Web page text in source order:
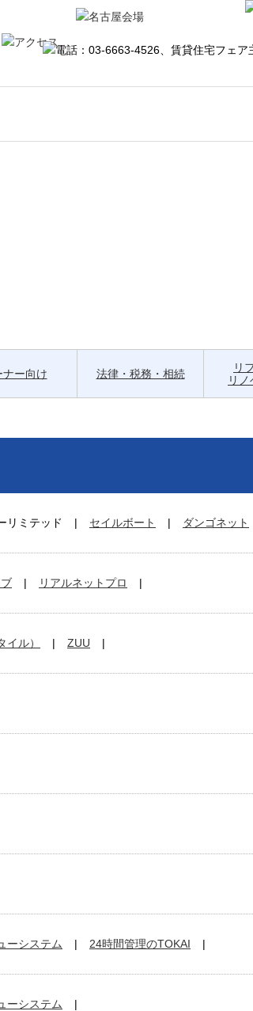
ナー向け 法律・税務・相続
リ
リ
リミテッド セイルボート ダンゴネット
リアルネットプロ
ル） ZUU
ーシステム 24時間管理のTOKAI
ーシステム